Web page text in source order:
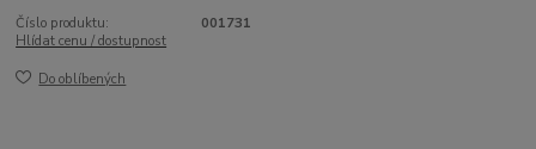
Číslo produktu:
001731
Hlídat cenu / dostupnost
Do oblíbených